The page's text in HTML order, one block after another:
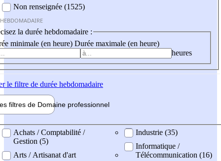
Non renseignée (1525)
la durée hebdomadaire :
minimale (en heure) Durée maximale (en heure)
heures
le filtre de durée hebdomadaire
filtres de Domaine professionnel
professionel
Achats / Comptabilité /
Gestion (5)
Arts / Artisanat d'art
Industrie (35)
Informatique /
Télécommunication (16)